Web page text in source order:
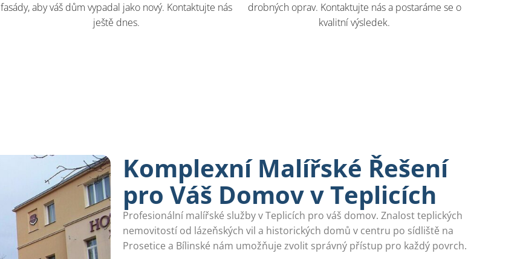
fasády, aby váš dům vypadal jako nový. Kontaktujte nás
ještě dnes.
drobných oprav. Kontaktujte nás a postaráme se o
kvalitní výsledek.
Komplexní Malířské Řešení
pro Váš Domov v Teplicích
Profesionální malířské služby v Teplicích pro váš domov. Znalost teplických
nemovitostí od lázeňských vil a historických domů v centru po sídliště na
Prosetice a Bílinské nám umožňuje zvolit správný přístup pro každý povrch.